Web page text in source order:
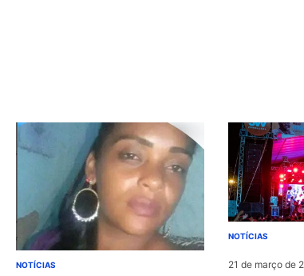
NOTÍCIAS
NOTÍCIAS
21 de março de